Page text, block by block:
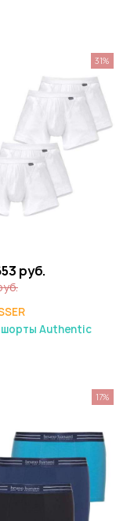
руб.
шорты Authentic
31%
17%